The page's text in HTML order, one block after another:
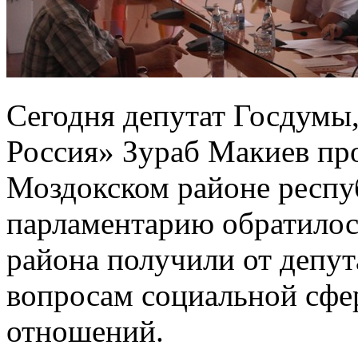
Сегодня депутат
Россия» Зураб Макиев
Моздокском районе
парламентарию
района получили от
вопросам социальной
отношений.